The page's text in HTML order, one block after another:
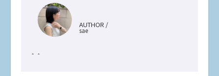
AUTHOR /
sae
＾＾